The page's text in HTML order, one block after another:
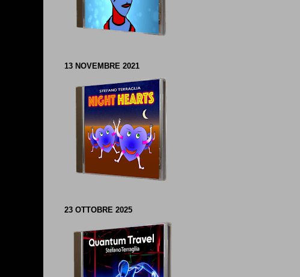
13 NOVEMBRE 2021
23 OTTOBRE 2025